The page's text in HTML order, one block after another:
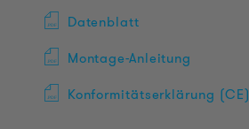
Datenblatt
Montage-Anleitung
Konformitätserklärung (CE)